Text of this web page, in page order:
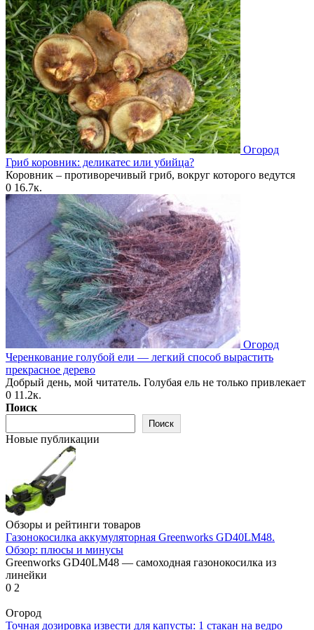
Огород
Гриб коровник: деликатес или убийца?
Коровник – противоречивый гриб, вокруг которого ведутся
0 16.7к.
Огород
Черенкование голубой ели — легкий способ вырастить
прекрасное дерево
Добрый день, мой читатель. Голубая ель не только привлекает
0 11.2к.
Поиск
Поиск
Новые публикации
Обзоры и рейтинги товаров
Газонокосилка аккумуляторная Greenworks GD40LM48.
Обзор: плюсы и минусы
Greenworks GD40LM48 — самоходная газонокосилка из
линейки
0 2
Огород
Точная дозировка извести для капусты: 1 стакан на ведро